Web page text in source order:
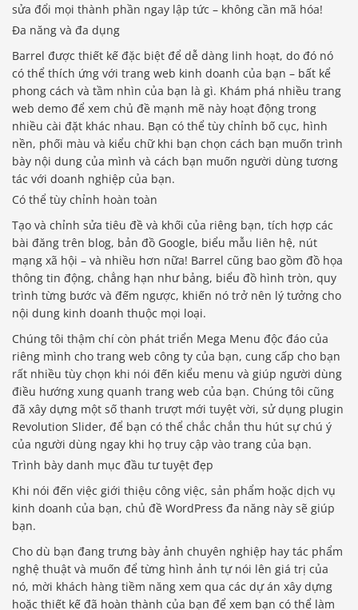
sửa đổi mọi thành phần ngay lập tức – không cần mã hóa!
Đa năng và đa dụng
Barrel được thiết kế đặc biệt để dễ dàng linh hoạt, do đó nó
có thể thích ứng với trang web kinh doanh của bạn – bất kể
phong cách và tầm nhìn của bạn là gì. Khám phá nhiều trang
web demo để xem chủ đề mạnh mẽ này hoạt động trong
nhiều cài đặt khác nhau. Bạn có thể tùy chỉnh bố cục, hình
nền, phối màu và kiểu chữ khi bạn chọn cách bạn muốn trình
bày nội dung của mình và cách bạn muốn người dùng tương
tác với doanh nghiệp của bạn.
Có thể tùy chỉnh hoàn toàn
Tạo và chỉnh sửa tiêu đề và khối của riêng bạn, tích hợp các
bài đăng trên blog, bản đồ Google, biểu mẫu liên hệ, nút
mạng xã hội – và nhiều hơn nữa! Barrel cũng bao gồm đồ họa
thông tin động, chẳng hạn như bảng, biểu đồ hình tròn, quy
trình từng bước và đếm ngược, khiến nó trở nên lý tưởng cho
nội dung kinh doanh thuộc mọi loại.
Chúng tôi thậm chí còn phát triển Mega Menu độc đáo của
riêng mình cho trang web công ty của bạn, cung cấp cho bạn
rất nhiều tùy chọn khi nói đến kiểu menu và giúp người dùng
điều hướng xung quanh trang web của bạn. Chúng tôi cũng
đã xây dựng một số thanh trượt mới tuyệt vời, sử dụng plugin
Revolution Slider, để bạn có thể chắc chắn thu hút sự chú ý
của người dùng ngay khi họ truy cập vào trang của bạn.
Trình bày danh mục đầu tư tuyệt đẹp
Khi nói đến việc giới thiệu công việc, sản phẩm hoặc dịch vụ
kinh doanh của bạn, chủ đề WordPress đa năng này sẽ giúp
bạn.
Cho dù bạn đang trưng bày ảnh chuyên nghiệp hay tác phẩm
nghệ thuật và muốn để từng hình ảnh tự nói lên giá trị của
nó, mời khách hàng tiềm năng xem qua các dự án xây dựng
hoặc thiết kế đã hoàn thành của bạn để xem bạn có thể làm